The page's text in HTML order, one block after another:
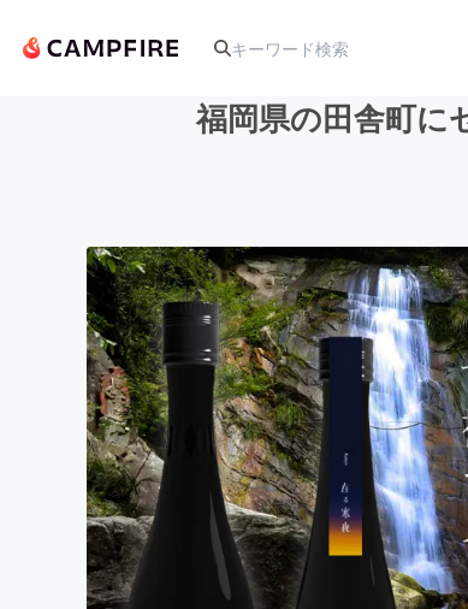
アート・写真
テクノロジー・ガジェット
映像・映画
ビジネス・起業
まちづくり・地域活性化
福岡県の田舎町に